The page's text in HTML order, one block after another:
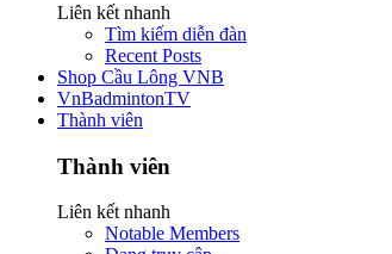
Liên kết nhanh
Tìm kiếm diễn đàn
Recent Posts
Shop Cầu Lông VNB
VnBadmintonTV
Thành viên
Thành viên
Liên kết nhanh
Notable Members